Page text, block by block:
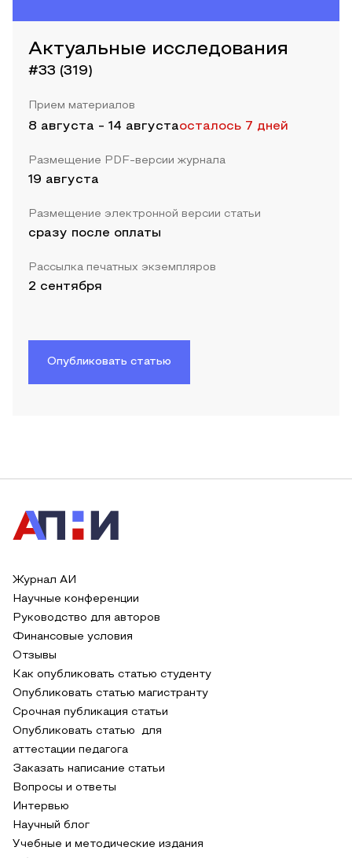
Актуальные исследования
#33 (319)
Прием материалов
8 августа - 14 августаосталось 7 дней
Размещение PDF-версии журнала
19 августа
Размещение электронной версии статьи
сразу после оплаты
Рассылка печатных экземпляров
2 сентября
Опубликовать статью
Журнал АИ
Научные конференции
Руководство для авторов
Финансовые условия
Отзывы
Как опубликовать статью студенту
Опубликовать статью магистранту
Срочная публикация статьи
Опубликовать статью для
аттестации педагога
Заказать написание статьи
Вопросы и ответы
Интервью
Научный блог
Учебные и методические издания